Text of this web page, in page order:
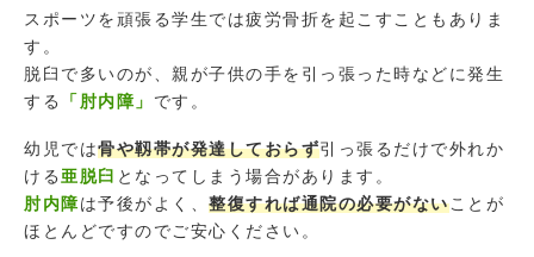
スポーツを頑張る学生では疲労骨折を起こすこともありま
す。
脱臼で多いのが、親が子供の手を引っ張った時などに発生
する
「肘内障」 です。
幼児では骨や靱帯が発達しておらず引っ張るだけで外れか
ける亜脱臼 となってしまう場合があります。
肘内障は予後がよく、 整復すれば通院の必要がないことが
ほとんどですのでご安心ください。